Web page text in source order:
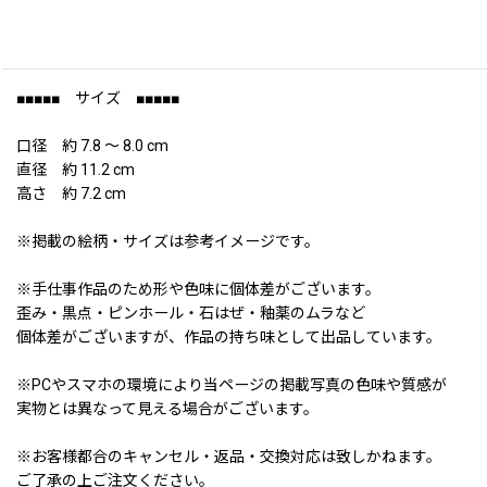
■■■■■ サイズ ■■■■■
口径 約 7.8 〜 8.0 cm
直径 約 11.2 cm
高さ 約 7.2 cm
※掲載の絵柄・サイズは参考イメージです。
※手仕事作品のため形や色味に個体差がございます。
歪み・黒点・ピンホール・石はぜ・釉薬のムラなど
個体差がございますが、作品の持ち味として出品しています。
※PCやスマホの環境により当ページの掲載写真の色味や質感が
実物とは異なって見える場合がございます。
※お客様都合のキャンセル・返品・交換対応は致しかねます。
ご了承の上ご注文ください。